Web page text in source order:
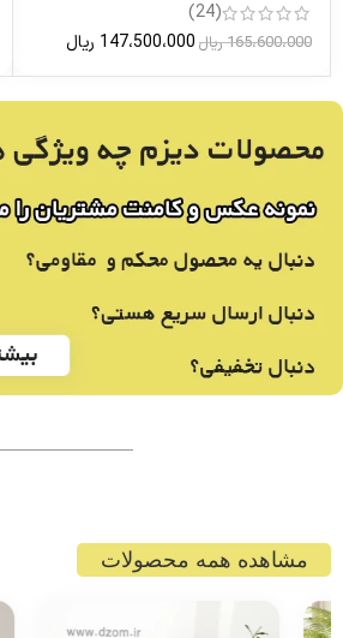
(24)
165،600،000 ریال 147،500،000 ریال
مشاهده همه محصولات